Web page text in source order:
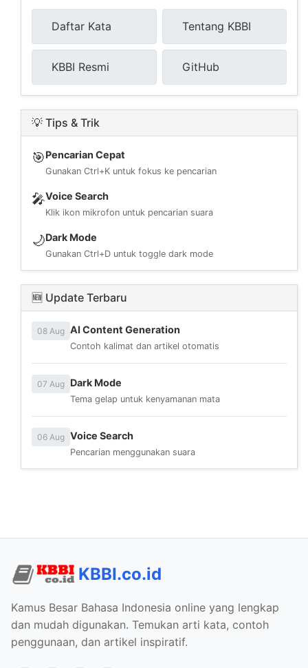
Daftar Kata Tentang KBBI
KBBI Resmi GitHub
💡 Tips & Trik
🎯Pencarian Cepat
Gunakan Ctrl+K untuk fokus ke pencarian
🎤Voice Search
Klik ikon mikrofon untuk pencarian suara
🌙Dark Mode
Gunakan Ctrl+D untuk toggle dark mode
🆕 Update Terbaru
08 Aug AI Content Generation
Contoh kalimat dan artikel otomatis
07 Aug Dark Mode
Tema gelap untuk kenyamanan mata
06 Aug Voice Search
Pencarian menggunakan suara
KBBI.co.id
Kamus Besar Bahasa Indonesia online yang lengkap
dan mudah digunakan. Temukan arti kata, contoh
penggunaan, dan artikel inspiratif.